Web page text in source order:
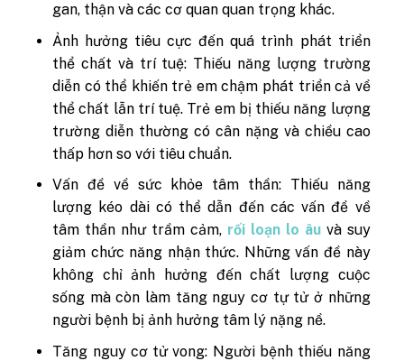
gan, thận và các cơ quan quan trọng khác.
Ảnh hưởng tiêu cực đến quá trình phát triển
thể chất và trí tuệ: Thiếu năng lượng trường
diễn có thể khiến trẻ em chậm phát triển cả về
thể chất lẫn trí tuệ. Trẻ em bị thiếu năng lượng
trường diễn thường có cân nặng và chiều cao
thấp hơn so với tiêu chuẩn.
Vấn đề về sức khỏe tâm thần: Thiếu năng
lượng kéo dài có thể dẫn đến các vấn đề về
tâm thần như trầm cảm, rối loạn lo âu và suy
giảm chức năng nhận thức. Những vấn đề này
không chỉ ảnh hưởng đến chất lượng cuộc
sống mà còn làm tăng nguy cơ tự tử ở những
người bệnh bị ảnh hưởng tâm lý nặng nề.
Tăng nguy cơ tử vong: Người bệnh thiếu năng